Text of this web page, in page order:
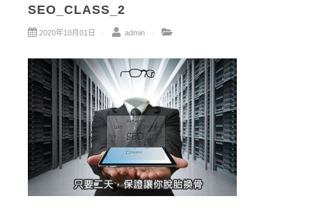
SEO_CLASS_2
2020年10月01日 admin